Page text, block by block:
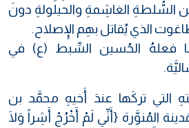
السُّلطةِ الغاشِمةِ والحيلولةِ دونَ
الذي يُقاتل بهِم الإِصلاح.
فعلهُ الحُسين السِّبط (ع) في
التي تركَها عندَ أَخيهِ محمَّد بن
المُنوَّرة {أَنِّي لَمْ أَخْرُجْ أَشِراً وَلَا